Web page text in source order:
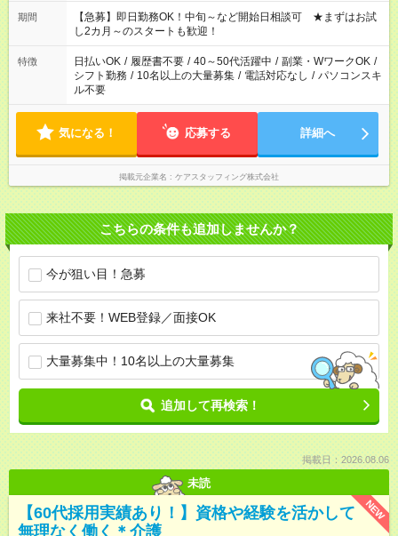
期間
【急募】即日勤務OK！中旬～など開始日相談可 ★まずはお試
し2カ月～のスタートも歓迎！
特徴 日払いOK / 履歴書不要 / 40～50代活躍中 / 副業・WワークOK /
シフト勤務 / 10名以上の大量募集 / 電話対応なし / パソコンスキ
ル不要
気になる！ 応募する 詳細へ
掲載元企業名 ケアスタッフィング株式会社
こちらの条件も追加しませんか？
今が狙い目！急募
来社不要！WEB登録／面接OK
大量募集中！10名以上の大量募集
追加して再検索！
掲載日：2026.08.06
未読
NEW
【60代採用実績あり！】資格や経験を活かして
無理なく働く＊介護